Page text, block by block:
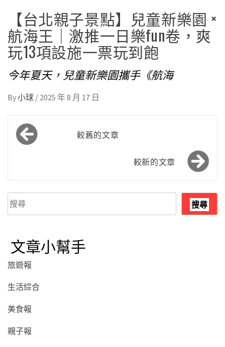
【台北親子景點】兒童新樂園 ×
航海王｜激推一日樂fun卷，爽
玩13項設施一票玩到飽
今年夏天，兒童新樂園攜手《航海
By小球 / 2025 年 8 月 17 日
文
章 較舊的文章
較新的文章
搜
尋
搜尋
文章小幫手
旅遊報
生活綜合
美食報
親子報